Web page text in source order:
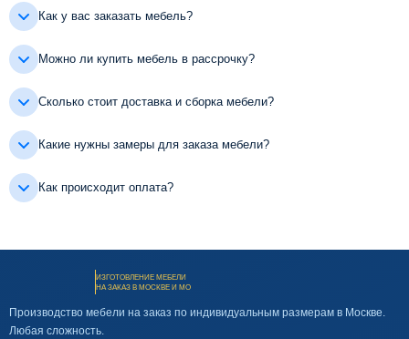
Как у вас заказать мебель?
Можно ли купить мебель в рассрочку?
Сколько стоит доставка и сборка мебели?
Какие нужны замеры для заказа мебели?
Как происходит оплата?
ИЗГОТОВЛЕНИЕ МЕБЕЛИ
НА ЗАКАЗ В МОСКВЕ И МО
Производство мебели на заказ по индивидуальным размерам в Москве.
Любая сложность.